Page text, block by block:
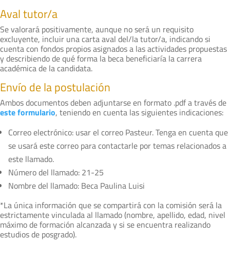
Aval tutor/a
Se valorará positivamente, aunque no será un requisito
excluyente, incluir una carta aval del/la tutor/a, indicando si
cuenta con fondos propios asignados a las actividades propuestas
y describiendo de qué forma la beca beneficiaría la carrera
académica de la candidata.
Envío de la postulación
Ambos documentos deben adjuntarse en formato .pdf a través de
este formulario, teniendo en cuenta las siguientes indicaciones:
Correo electrónico: usar el correo Pasteur. Tenga en cuenta que
se usará este correo para contactarle por temas relacionados a
este llamado.
Número del llamado: 21-25
Nombre del llamado: Beca Paulina Luisi
*La única información que se compartirá con la comisión será la
estrictamente vinculada al llamado (nombre, apellido, edad, nivel
máximo de formación alcanzada y si se encuentra realizando
estudios de posgrado).